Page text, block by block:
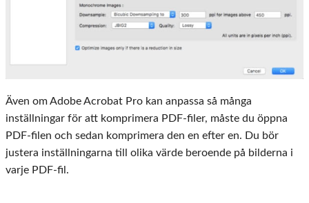
Även om Adobe Acrobat Pro kan anpassa så många
inställningar för att komprimera PDF-filer, måste du öppna
PDF-filen och sedan komprimera den en efter en. Du bör
justera inställningarna till olika värde beroende på bilderna i
varje PDF-fil.